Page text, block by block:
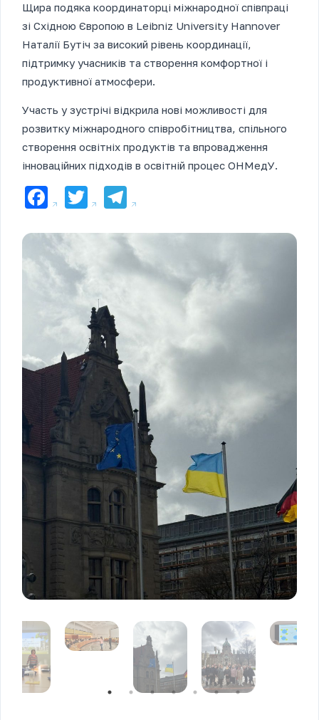
Щира подяка координаторці міжнародної співпраці
зі Східною Європою в Leibniz University Hannover
Наталії Бутіч за високий рівень координації,
підтримку учасників та створення комфортної і
продуктивної атмосфери.
Участь у зустрічі відкрила нові можливості для
розвитку міжнародного співробітництва, спільного
створення освітніх продуктів та впровадження
інноваційних підходів в освітній процес ОНМедУ.
Facebook
TwitterTelegram